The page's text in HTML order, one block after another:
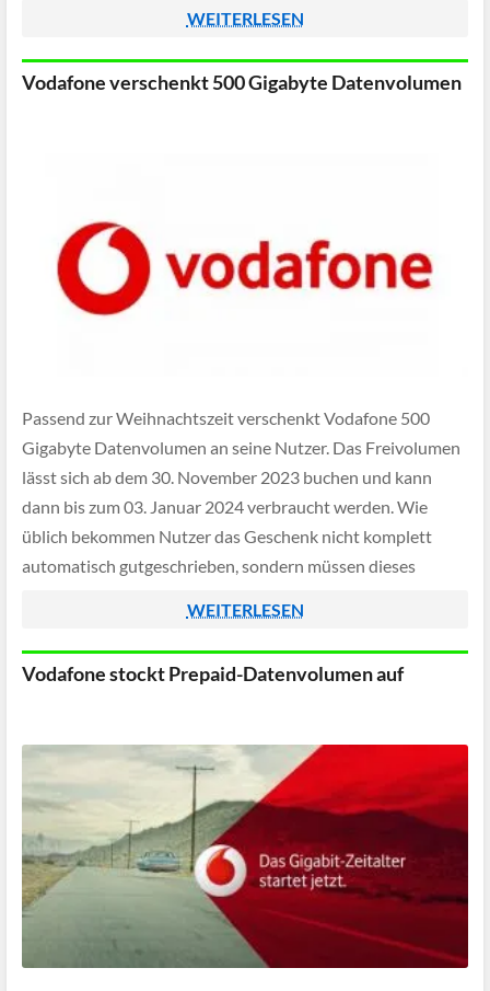
WEITERLESEN
Vodafone verschenkt 500 Gigabyte Datenvolumen
Passend zur Weihnachtszeit verschenkt Vodafone 500
Gigabyte Datenvolumen an seine Nutzer. Das Freivolumen
lässt sich ab dem 30. November 2023 buchen und kann
dann bis zum 03. Januar 2024 verbraucht werden. Wie
üblich bekommen Nutzer das Geschenk nicht komplett
automatisch gutgeschrieben, sondern müssen dieses
WEITERLESEN
Vodafone stockt Prepaid-Datenvolumen auf